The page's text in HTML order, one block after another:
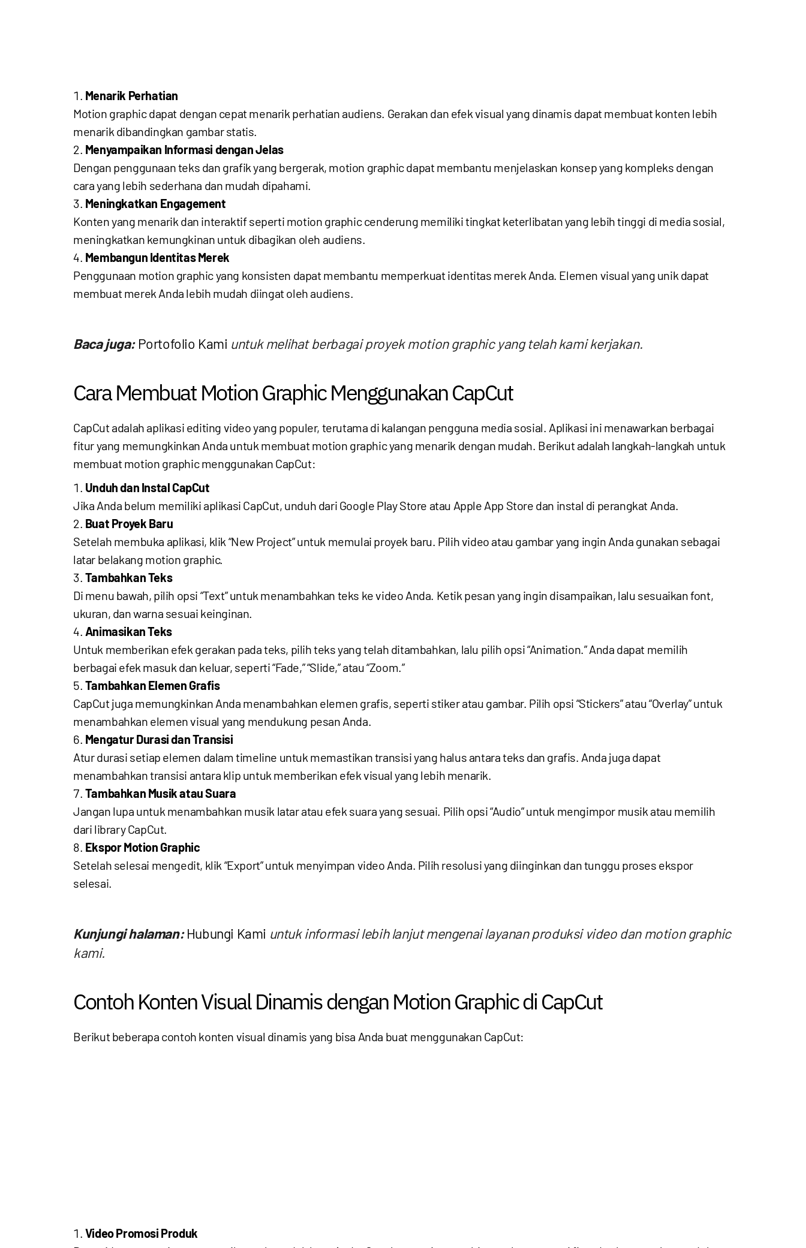
Menarik Perhatian
Motion graphic dapat dengan cepat menarik perhatian audiens. Gerakan dan efek visual yang dinamis dapat membuat konten lebih
menarik dibandingkan gambar statis.
Menyampaikan Informasi dengan Jelas
Dengan penggunaan teks dan grafik yang bergerak, motion graphic dapat membantu menjelaskan konsep yang kompleks dengan
cara yang lebih sederhana dan mudah dipahami.
Meningkatkan Engagement
Konten yang menarik dan interaktif seperti motion graphic cenderung memiliki tingkat keterlibatan yang lebih tinggi di media sosial,
meningkatkan kemungkinan untuk dibagikan oleh audiens.
Membangun Identitas Merek
Penggunaan motion graphic yang konsisten dapat membantu memperkuat identitas merek Anda. Elemen visual yang unik dapat
membuat merek Anda lebih mudah diingat oleh audiens.
Baca juga: Portofolio Kami untuk melihat berbagai proyek motion graphic yang telah kami kerjakan.
Cara Membuat Motion Graphic Menggunakan CapCut
CapCut adalah aplikasi editing video yang populer, terutama di kalangan pengguna media sosial. Aplikasi ini menawarkan berbagai
fitur yang memungkinkan Anda untuk membuat motion graphic yang menarik dengan mudah. Berikut adalah langkah-langkah untuk
membuat motion graphic menggunakan CapCut:
Unduh dan Instal CapCut
Jika Anda belum memiliki aplikasi CapCut, unduh dari Google Play Store atau Apple App Store dan instal di perangkat Anda.
Buat Proyek Baru
Setelah membuka aplikasi, klik “New Project” untuk memulai proyek baru. Pilih video atau gambar yang ingin Anda gunakan sebagai
latar belakang motion graphic.
Tambahkan Teks
Di menu bawah, pilih opsi “Text” untuk menambahkan teks ke video Anda. Ketik pesan yang ingin disampaikan, lalu sesuaikan font,
ukuran, dan warna sesuai keinginan.
Animasikan Teks
Untuk memberikan efek gerakan pada teks, pilih teks yang telah ditambahkan, lalu pilih opsi “Animation.” Anda dapat memilih
berbagai efek masuk dan keluar, seperti “Fade,” “Slide,” atau “Zoom.”
Tambahkan Elemen Grafis
CapCut juga memungkinkan Anda menambahkan elemen grafis, seperti stiker atau gambar. Pilih opsi “Stickers” atau “Overlay” untuk
menambahkan elemen visual yang mendukung pesan Anda.
Mengatur Durasi dan Transisi
Atur durasi setiap elemen dalam timeline untuk memastikan transisi yang halus antara teks dan grafis. Anda juga dapat
menambahkan transisi antara klip untuk memberikan efek visual yang lebih menarik.
Tambahkan Musik atau Suara
Jangan lupa untuk menambahkan musik latar atau efek suara yang sesuai. Pilih opsi “Audio” untuk mengimpor musik atau memilih
dari library CapCut.
Ekspor Motion Graphic
Setelah selesai mengedit, klik “Export” untuk menyimpan video Anda. Pilih resolusi yang diinginkan dan tunggu proses ekspor
selesai.
Kunjungi halaman: Hubungi Kami untuk informasi lebih lanjut mengenai layanan produksi video dan motion graphic
kami.
Contoh Konten Visual Dinamis dengan Motion Graphic di CapCut
Berikut beberapa contoh konten visual dinamis yang bisa Anda buat menggunakan CapCut:
Video Promosi Produk